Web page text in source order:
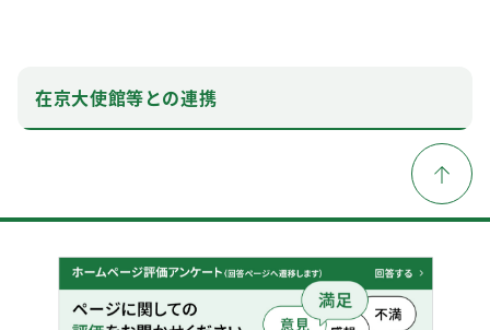
在京大使館等との連携